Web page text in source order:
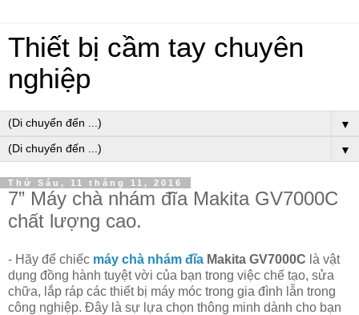
Thiết bị cầm tay chuyên
nghiệp
▼
▼
Thứ Sáu, 11 tháng 11, 2016
7” Máy chà nhám đĩa Makita GV7000C
chất lượng cao.
- Hãy để chiếc máy chà nhám đĩa Makita GV7000C là vật
dụng đồng hành tuyệt vời của bạn trong việc chế tạo, sửa
chữa, lắp ráp các thiết bị máy móc trong gia đình lẫn trong
công nghiệp. Đây là sự lựa chọn thông minh dành cho bạn